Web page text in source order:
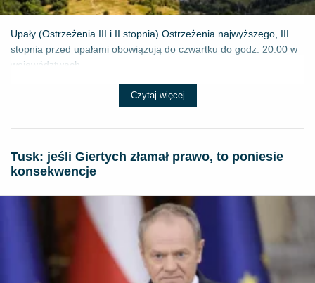
Upały (Ostrzeżenia III i II stopnia) Ostrzeżenia najwyższego, III
stopnia przed upałami obowiązują do czwartku do godz. 20:00 w
województwach...
Czytaj więcej
Tusk: jeśli Giertych złamał prawo, to poniesie
konsekwencje